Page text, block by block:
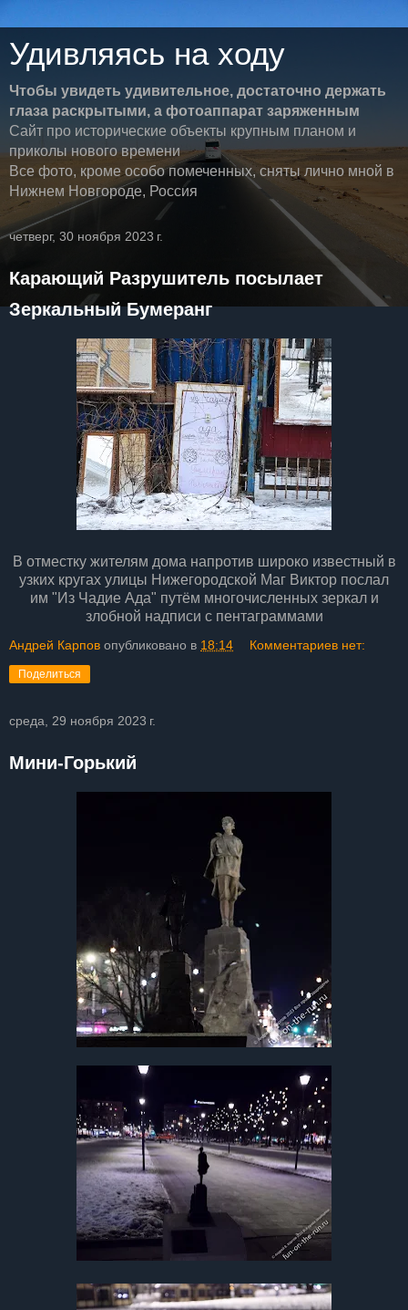
Удивляясь на ходу
Чтобы увидеть удивительное, достаточно держать
глаза раскрытыми, а фотоаппарат заряженным
Сайт про исторические объекты крупным планом и
приколы нового времени
Все фото, кроме особо помеченных, сняты лично мной в
Нижнем Новгороде, Россия
четверг, 30 ноября 2023 г.
Карающий Разрушитель посылает
Зеркальный Бумеранг
В отместку жителям дома напротив широко известный в
узких кругах улицы Нижегородской Маг Виктор послал
им "Из Чадие Ада" путём многочисленных зеркал и
злобной надписи с пентаграммами
Андрей Карпов опубликовано в 18:14 Комментариев нет:
Поделиться
среда, 29 ноября 2023 г.
Мини-Горький